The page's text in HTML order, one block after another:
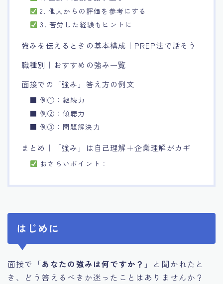
2. 他人からの評価を参考にする
3. 苦労した経験もヒントに
強みを伝えるときの基本構成｜PREP法で話そう
職種別｜おすすめの強み一覧
面接での「強み」答え方の例文
■ 例①：継続力
■ 例②：傾聴力
■ 例③：問題解決力
まとめ｜「強み」は自己理解＋企業理解がカギ
おさらいポイント：
はじめに
面接で「あなたの強みは何ですか？ 」と聞かれたと
き、どう答えるべきか迷ったことはありませんか？